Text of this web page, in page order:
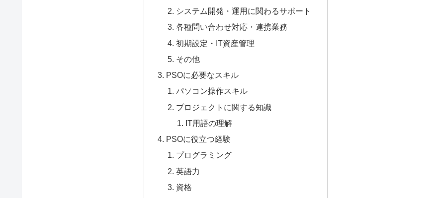
システム開発・運用に関わるサポート
各種問い合わせ対応・連携業務
初期設定・IT資産管理
その他
PSOに必要なスキル
パソコン操作スキル
プロジェクトに関する知識
IT用語の理解
PSOに役立つ経験
プログラミング
英語力
資格